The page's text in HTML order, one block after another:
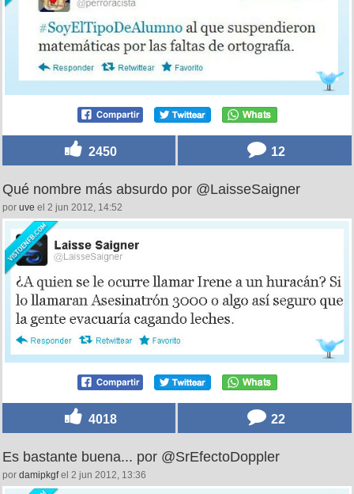
2450 12
Qué nombre más absurdo por @LaisseSaigner
por uve el 2 jun 2012, 14:52
4018 22
Es bastante buena... por @SrEfectoDoppler
por damipkgfel 2 jun 2012, 13:36